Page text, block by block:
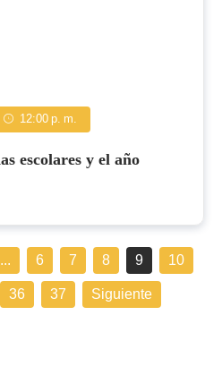
12:00 p. m.
escolares y el año
... 6 7 8 9
10
36 37 Siguiente